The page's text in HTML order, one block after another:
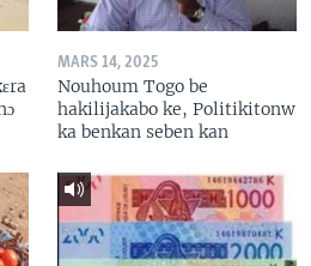
MARS 14, 2025
Nouhoum Togo be
hakilijakabo ke, Politikitonw
ka benkan seben kan